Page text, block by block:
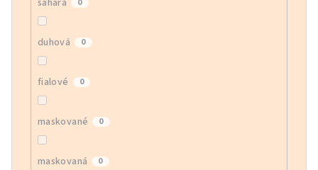
sahara 0
duhová 0
fialové 0
maskované 0
maskovaná 0